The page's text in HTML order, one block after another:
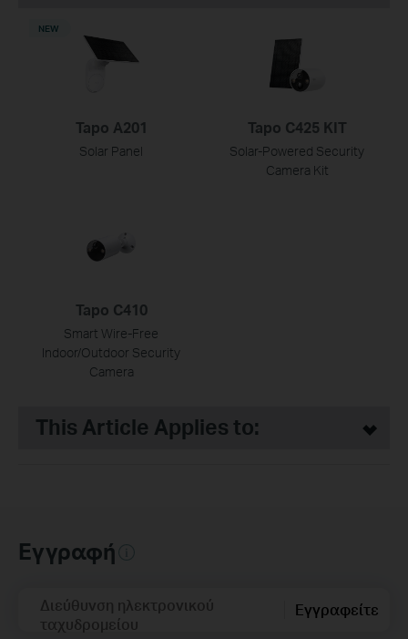
Tapo A201
Solar Panel
NEW
Tapo C425 KIT
Solar-Powered Security
Camera Kit
Tapo C410
Smart Wire-Free
Indoor/Outdoor Security
Camera
This Article Applies to:
Εγγραφή
Διεύθυνση ηλεκτρονικού
ταχυδρομείου
Εγγραφείτε